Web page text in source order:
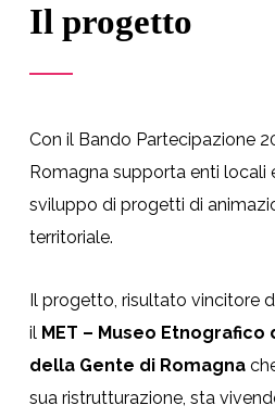
Il progetto
Con il Bando Partecipazione
Romagna supporta enti locali
sviluppo di progetti di
territoriale.
Il progetto, risultato vincitore
il MET – Museo
della Gente di Romagna
sua ristrutturazione, sta